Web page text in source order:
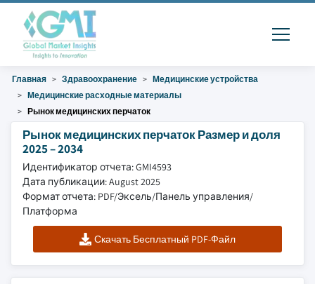
Главная Здравоохранение
Медицинские устройства
Медицинские расходные материалы
Рынок медицинских перчаток
Рынок медицинских перчаток Размер и доля
2025 – 2034
Идентификатор отчета: GMI4593
Дата публикации: August 2025
Формат отчета: PDF/Эксель/Панель управления/
Платформа
Скачать Бесплатный PDF-Файл